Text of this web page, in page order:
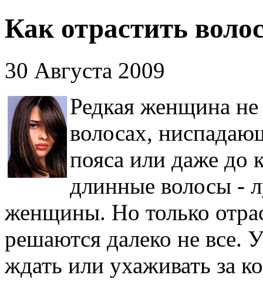
Как отрастить
30 Августа 2009
Редкая женщина
волосах,
пояса или даже до
длинные волосы -
женщины. Но только
решаются далеко не все.
ждать или ухаживать за